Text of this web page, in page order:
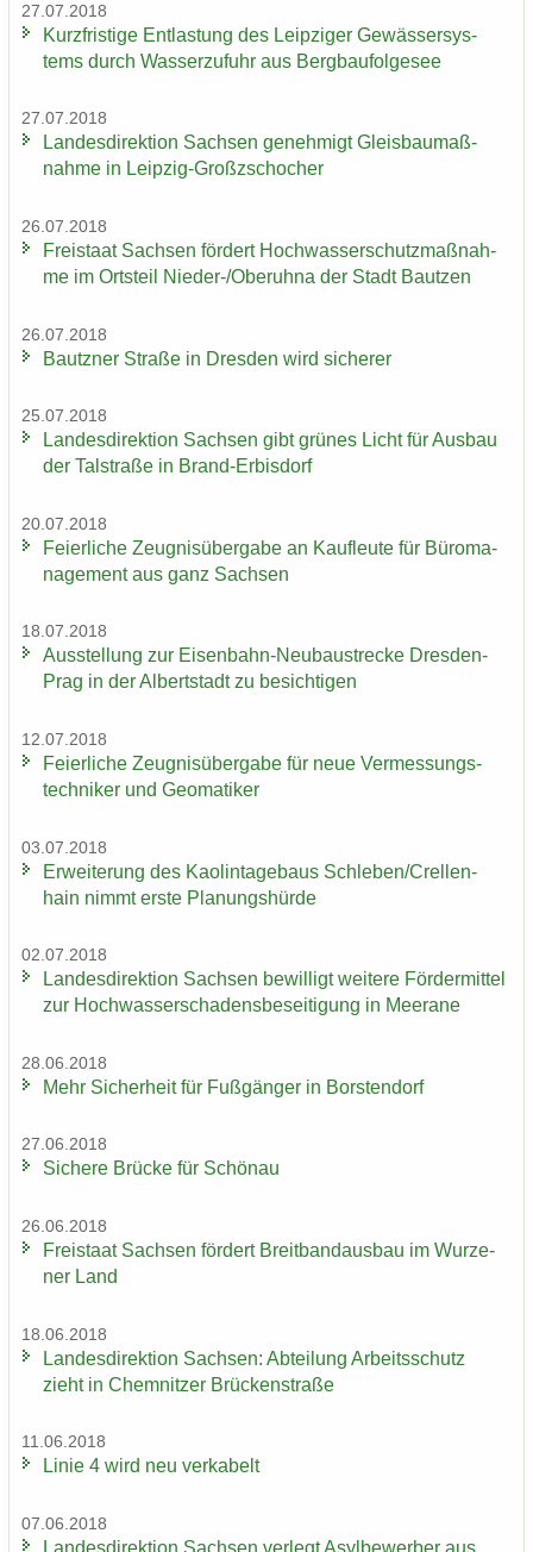
27.07.2018
Kurz­fris­ti­ge Ent­las­tung des Leip­zi­ger Ge­wäs­ser­sys­
tems durch Was­ser­zu­fuhr aus Berg­bau­fol­ge­see
27.07.2018
Lan­des­di­rek­ti­on Sach­sen ge­neh­migt Gleis­bau­maß­
nah­me in Leipzig-​Großzschocher
26.07.2018
Frei­staat Sach­sen för­dert Hoch­was­ser­schutz­maß­nah­
me im Orts­teil Nieder-​/Ober­uh­na der Stadt Baut­zen
26.07.2018
Bautz­ner Stra­ße in Dres­den wird si­che­rer
25.07.2018
Lan­des­di­rek­ti­on Sach­sen gibt grü­nes Licht für Aus­bau
der Tal­stra­ße in Brand-​Erbisdorf
20.07.2018
Fei­er­li­che Zeug­nis­über­ga­be an Kauf­leu­te für Bü­ro­ma­
nage­ment aus ganz Sach­sen
18.07.2018
Aus­stel­lung zur Eisenbahn-​Neubaustrecke Dresden-​
Prag in der Al­bert­stadt zu be­sich­ti­gen
12.07.2018
Fei­er­li­che Zeug­nis­über­ga­be für neue Ver­mes­sungs­
tech­ni­ker und Geo­ma­ti­ker
03.07.2018
Er­wei­te­rung des Kao­lin­ta­ge­baus Schle­ben/Crel­len­
hain nimmt erste Pla­nungs­hür­de
02.07.2018
Lan­des­di­rek­ti­on Sach­sen be­wil­ligt wei­te­re För­der­mit­tel
zur Hoch­was­ser­scha­dens­be­sei­ti­gung in Meer­a­ne
28.06.2018
Mehr Si­cher­heit für Fuß­gän­ger in Bors­ten­dorf
27.06.2018
Si­che­re Brü­cke für Schön­au
26.06.2018
Frei­staat Sach­sen för­dert Breit­band­aus­bau im Wur­ze­
ner Land
18.06.2018
Lan­des­di­rek­ti­on Sach­sen: Ab­tei­lung Ar­beits­schutz
zieht in Chem­nit­zer Brü­cken­stra­ße
11.06.2018
Linie 4 wird neu ver­ka­belt
07.06.2018
Lan­des­di­rek­ti­on Sach­sen ver­legt Asyl­be­wer­ber aus